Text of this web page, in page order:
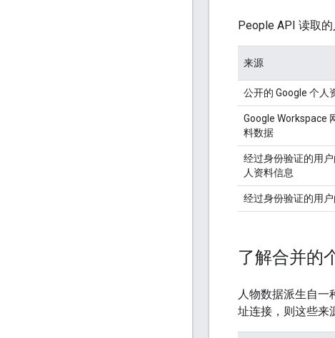
People API 读取
来源
公开的 Google 个人
Google Workspace
料数据
经过身份验证的用
人资料信息
经过身份验证的用户
了解合并的
人物数据派生自一
址连接，则这些来